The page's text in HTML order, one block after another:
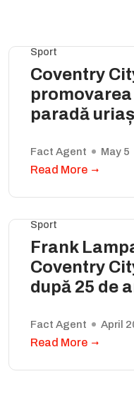
Sport
Coventry
paradă
Fact Agent May 5
Read More
Sport
Frank
Coventry
după 25 de
Fact Agent April
Read More